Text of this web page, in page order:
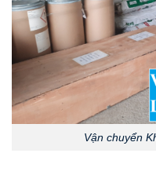
Vận chuyển